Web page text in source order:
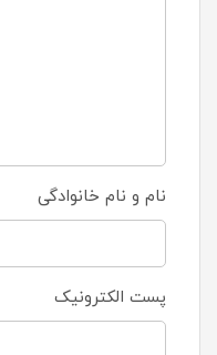
نام و نام خانوادگی
پست الکترونیک